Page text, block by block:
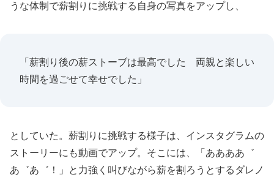
うな体制で薪割りに挑戦する自身の写真をアップし、
「薪割り後の薪ストーブは最高でした 両親と楽しい
時間を過ごせて幸せでした」
としていた。薪割りに挑戦する様子は、インスタグラムの
ストーリーにも動画でアップ。そこには、「ああああ゛
あ゛あ゛！」と力強く叫びながら薪を割ろうとするダレノ